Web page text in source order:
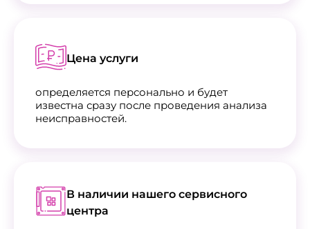
Цена услуги
определяется персонально и будет
известна сразу после проведения анализа
неисправностей.
В наличии нашего сервисного
центра